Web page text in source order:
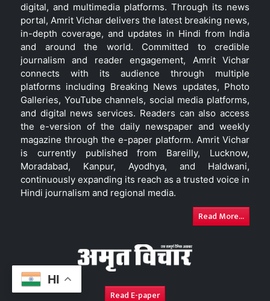
HI
digital, and multimedia platforms. Through its news
portal, Amrit Vichar delivers the latest breaking news,
in-depth coverage, and updates in Hindi from India
and around the world. Committed to credible
journalism and reader engagement, Amrit Vichar
connects with its audience through multiple
platforms including Breaking News updates, Photo
Galleries, YouTube channels, social media platforms,
and digital news services. Readers can also access
the e-version of the daily newspaper and weekly
magazine through the e-paper platform. Amrit Vichar
is currently published from Bareilly, Lucknow,
Moradabad, Kanpur, Ayodhya, and Haldwani,
continuously expanding its reach as a trusted voice in
Hindi journalism and regional media.
Read More...
Read E-paper